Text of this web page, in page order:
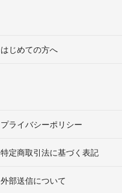
はじめての方へ
プライバシーポリシー
特定商取引法に基づく表記
外部送信について